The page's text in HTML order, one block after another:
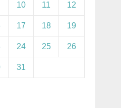
10 11 12
17 18 19
24 25 26
31